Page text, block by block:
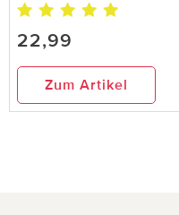
22,99
Zum Artikel